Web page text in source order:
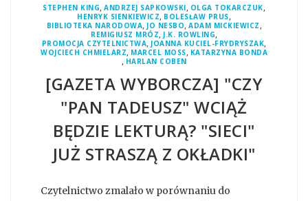
STEPHEN KING,ANDRZEJ SAPKOWSKI, OLGA TOKARCZUK,
HENRYK SIENKIEWICZ, BOLESŁAW PRUS,
BIBLIOTEKA NARODOWA, JO NESBO, ADAM MICKIEWICZ ,
REMIGIUSZ MRÓZ, J.K. ROWLING,
PROMOCJA CZYTELNICTWA, JOANNA KUCIEL-FRYDRYSZAK,
WOJCIECH CHMIELARZ, MARCEL MOSS, KATARZYNA BONDA
, HARLAN COBEN
[GAZETA WYBORCZA] "CZY
"PAN TADEUSZ" WCIĄŻ
BĘDZIE LEKTURĄ? "SIECI"
JUŻ STRASZĄ Z OKŁADKI"
Czytelnictwo zmalało w porównaniu do